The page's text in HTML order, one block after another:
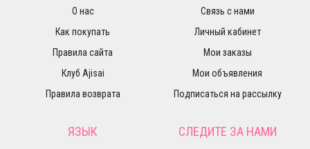
О нас
Как покупать
Правила сайта
Клуб Ajisai
Правила возврата
Связь с нами
Личный кабинет
Мои заказы
Мои объявления
Подписаться на рассылку
ЯЗЫК СЛЕДИТЕ ЗА НАМИ